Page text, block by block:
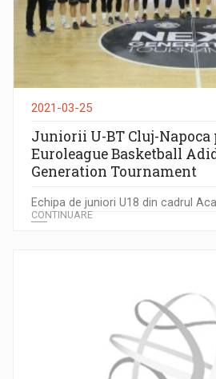
2021-03-25
Juniorii U-BT Cluj-
Euroleague Basketball
Generation Tournament
Echipa de juniori U18 din cadrul
CONTINUARE